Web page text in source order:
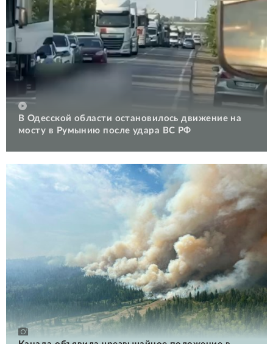
В Одесской области остановилось движение на
мосту в Румынию после удара ВС РФ